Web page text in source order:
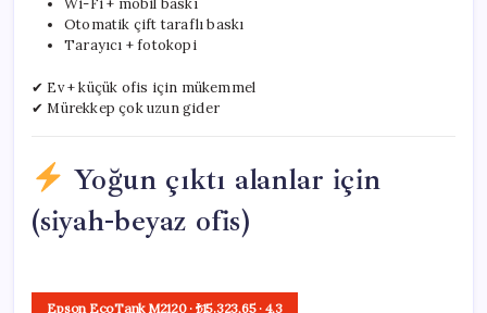
Otomatik çift taraflı baskı
Tarayıcı + fotokopi
✔ Ev + küçük ofis için mükemmel
✔ Mürekkep çok uzun gider
Yoğun çıktı alanlar için
(siyah-beyaz ofis)
Epson EcoTank M2120· ₺15.323,65· 4,3